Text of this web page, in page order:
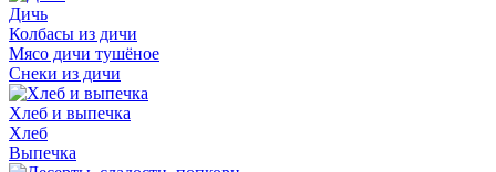
Дичь
Колбасы из дичи
Мясо дичи тушёное
Снеки из дичи
Хлеб и выпечка
Хлеб
Выпечка